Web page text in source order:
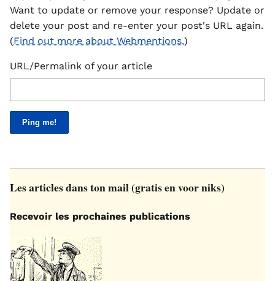
Want to update or remove your response? Update or
delete your post and re-enter your post's URL again.
(Find out more about Webmentions.)
URL/Permalink of your article
Les articles dans ton mail (gratis en voor niks)
Recevoir les prochaines publications